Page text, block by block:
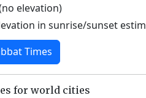
elevation)
in sunrise/sunset
Times
for world cities